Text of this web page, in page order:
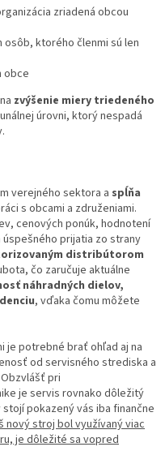
zriadená obcou
ktorého členmi sú len
obce
zvýšenie miery triedeného
úrovni, ktorý nespadá
verejného sektora a spĺňa
s obcami a združeniami.
cenových ponúk, hodnotení
prijatia zo strany
distribútorom
čo zaručuje aktuálne
náhradných dielov,
, vďaka čomu môžete
je potrebné brať ohľad aj na
od servisného strediska a
pri
je servis rovnako dôležitý
pokazený vás iba finančne
nový stroj bol využívaný viac
je dôležité sa vopred